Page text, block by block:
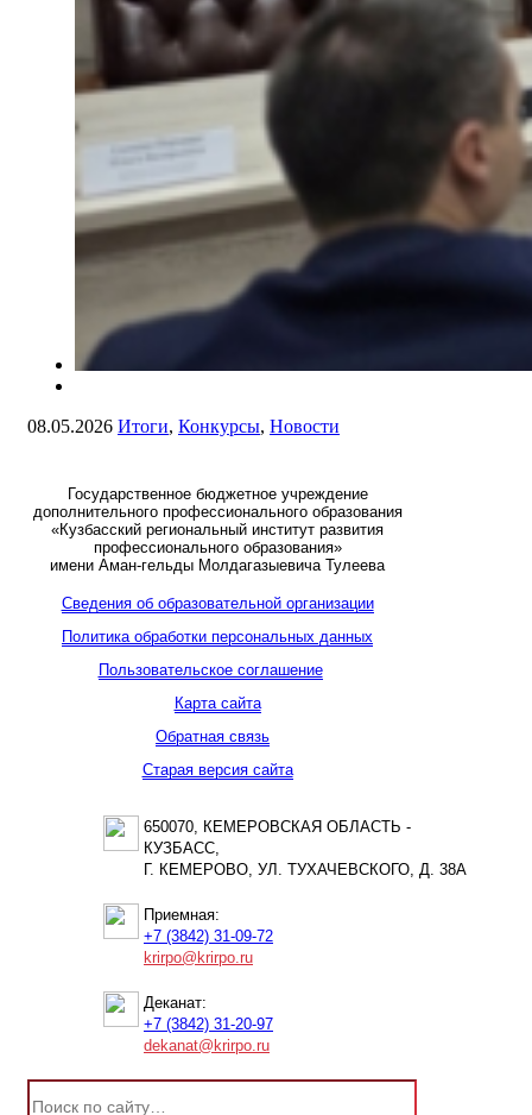
08.05.2026 Итоги, Конкурсы, Новости
Государственное бюджетное учреждение
дополнительного профессионального образования
«Кузбасский региональный институт развития
профессионального образования»
имени Аман-гельды Молдагазыевича Тулеева
Сведения об образовательной организации
Политика обработки персональных данных
Пользовательское соглашение
Карта сайта
Обратная связь
Старая версия сайта
650070, КЕМЕРОВСКАЯ ОБЛАСТЬ -
КУЗБАСС,
Г. КЕМЕРОВО, УЛ. ТУХАЧЕВСКОГО, Д. 38А
Приемная:
+7 (3842) 31-09-72
krirpo@krirpo.ru
Деканат:
+7 (3842) 31-20-97
dekanat@krirpo.ru